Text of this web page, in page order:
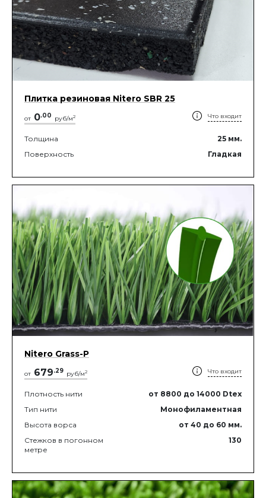
Плитка резиновая Nitero SBR 25
от 0.00 руб/м2 Что входит
Толщина 25 мм.
Поверхность
Гладкая
Nitero Grass-P
от 679.29 руб/м2 Что входит
Плотность нити от 8800 до 14000 Dtex
Тип нити
Монофиламентная
Высота ворса
от 40 до 60 мм.
Стежков в погонном
метре
130